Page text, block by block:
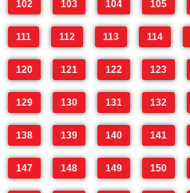
102 103 104 105
111 112 113 114
120 121 122 123
129 130 131 132
138 139 140 141
147 148 149 150